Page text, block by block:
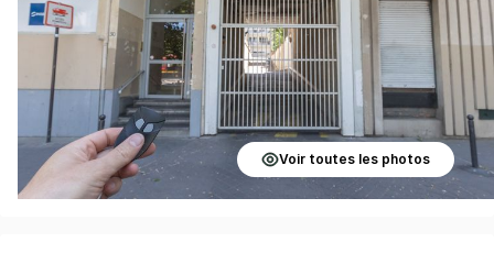
Voir toutes les photos